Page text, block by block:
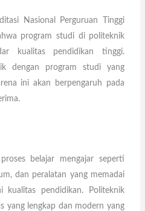
Nasional Perguruan Tinggi
program studi di politeknik
kualitas pendidikan tinggi.
dengan program studi yang
ini akan berpengaruh pada
belajar mengajar seperti
dan peralatan yang memadai
kualitas pendidikan. Politeknik
yang lengkap dan modern yang